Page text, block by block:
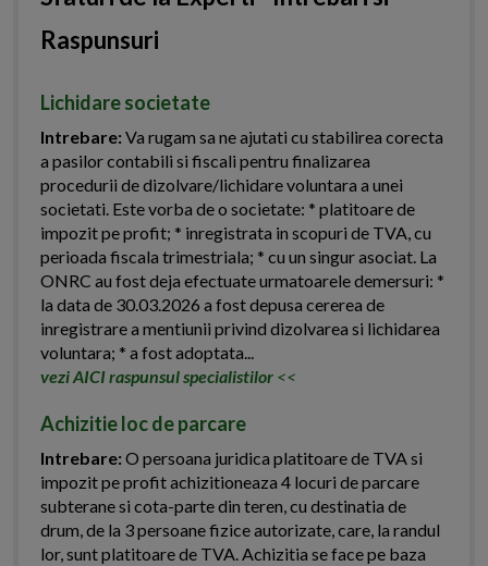
Raspunsuri
Lichidare societate
Intrebare:Va rugam sa ne ajutati cu stabilirea corecta
a pasilor contabili si fiscali pentru finalizarea
procedurii de dizolvare/lichidare voluntara a unei
societati. Este vorba de o societate: * platitoare de
impozit pe profit; * inregistrata in scopuri de TVA, cu
perioada fiscala trimestriala; * cu un singur asociat. La
ONRC au fost deja efectuate urmatoarele demersuri: *
la data de 30.03.2026 a fost depusa cererea de
inregistrare a mentiunii privind dizolvarea si lichidarea
voluntara; * a fost adoptata...
vezi AICI raspunsul specialistilor <<
Achizitie loc de parcare
Intrebare:O persoana juridica platitoare de TVA si
impozit pe profit achizitioneaza 4 locuri de parcare
subterane si cota-parte din teren, cu destinatia de
drum, de la 3 persoane fizice autorizate, care, la randul
lor, sunt platitoare de TVA. Achizitia se face pe baza